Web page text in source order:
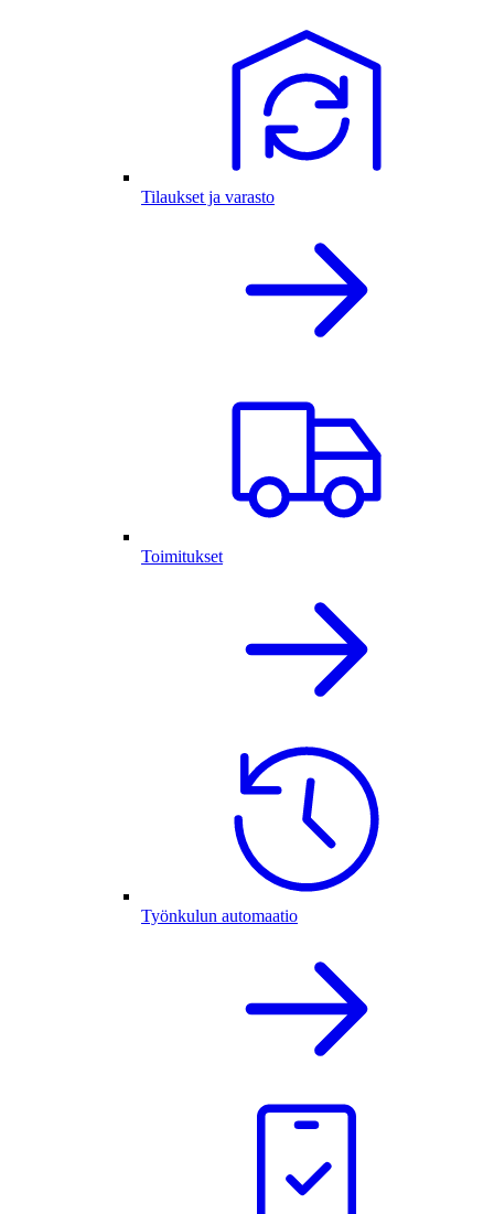
Tilaukset ja varasto
Toimitukset
Työnkulun automaatio